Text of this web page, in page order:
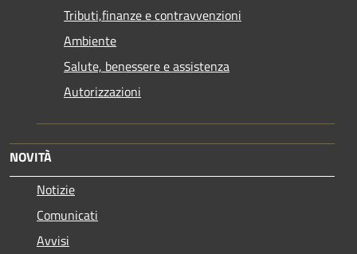
Tributi,finanze e contravvenzioni
Ambiente
Salute, benessere e assistenza
Autorizzazioni
NOVITÀ
Notizie
Comunicati
Avvisi